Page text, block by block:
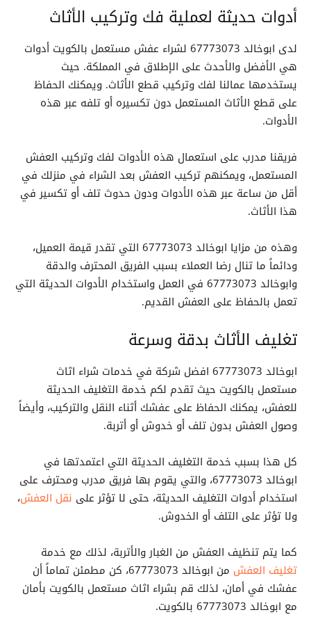
أدوات حديثة لعملية فك وتركيب الأثاث
لدى ابوخالد 67773073 لشراء عفش مستعمل بالكويت أدوات
هي الأفضل والأحدث على الإطلاق في المملكة. حيث
يستخدمها عمالنا لفك وتركيب قطع الأثاث. ويمكنك الحفاظ
على قطع الأثاث المستعمل دون تكسيره أو تلفه عبر هذه
الأدوات.
فريقنا مدرب على استعمال هذه الأدوات لفك وتركيب العفش
المستعمل، ويمكنهم تركيب العفش بعد الشراء في منزلك في
أقل من ساعة عبر هذه الأدوات ودون حدوث تلف أو تكسير في
هذا الأثاث.
وهذه من مزايا ابوخالد 67773073 التي تقدر قيمة العميل،
ودائماً ما تنال رضا العملاء بسبب الفريق المحترف والدقة
وابوخالد 67773073 في العمل واستخدام الأدوات الحديثة التي
تعمل بالحفاظ على العفش القديم.
تغليف الأثاث بدقة وسرعة
ابوخالد 67773073 افضل شركة في خدمات شراء اثاث
مستعمل بالكويت حيث تقدم لكم خدمة التغليف الحديثة
للعفش، يمكنك الحفاظ على عفشك أثناء النقل والتركيب، وأيضاً
وصول العفش بدون تلف أو خدوش أو أتربة.
كل هذا بسبب خدمة التغليف الحديثة التي اعتمدتها في
ابوخالد 67773073، والتي يقوم بها فريق مدرب ومحترف على
استخدام أدوات التغليف الحديثة، حتى لا تؤثر على نقل العفش،
ولا تؤثر على التلف أو الخدوش.
كما يتم تنظيف العفش من الغبار والأتربة، لذلك مع خدمة
تغليف العفش
من ابوخالد 67773073، كن مطمئن تماماً أن
عفشك في أمان، لذلك قم بشراء اثاث مستعمل بالكويت بأمان
مع ابوخالد 67773073 بالكويت.